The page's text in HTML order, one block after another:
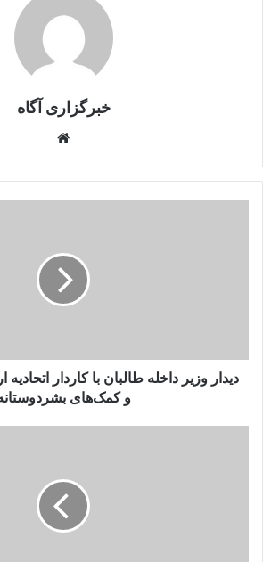
خبرگزاری آگاه
درباره
مهاجران
دیدار وزیر داخله طالبان با کاردار اتحادیه
و کمک‌های